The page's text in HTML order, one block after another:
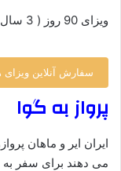
ویزای 90 روز ( 3 سال اعتبار )
سفارش آنلاین ویزای
پرواز به گوا
ایران ایر و ماهان
می دهند برای سفر به